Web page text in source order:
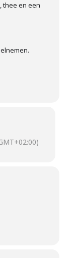
thee en een